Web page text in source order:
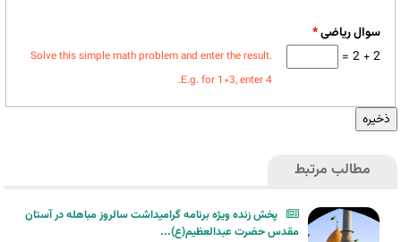
سوال ریاضی*
2 + 2 =
Solve this simple math problem and enter the result.
E.g. for 1+3, enter 4.
مطالب مرتبط
پخش زنده ویژه برنامه گرامیداشت سالروز مباهله در آستان
مقدس حضرت عبدالعظیم(ع)...